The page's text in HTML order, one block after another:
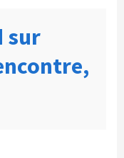
sur